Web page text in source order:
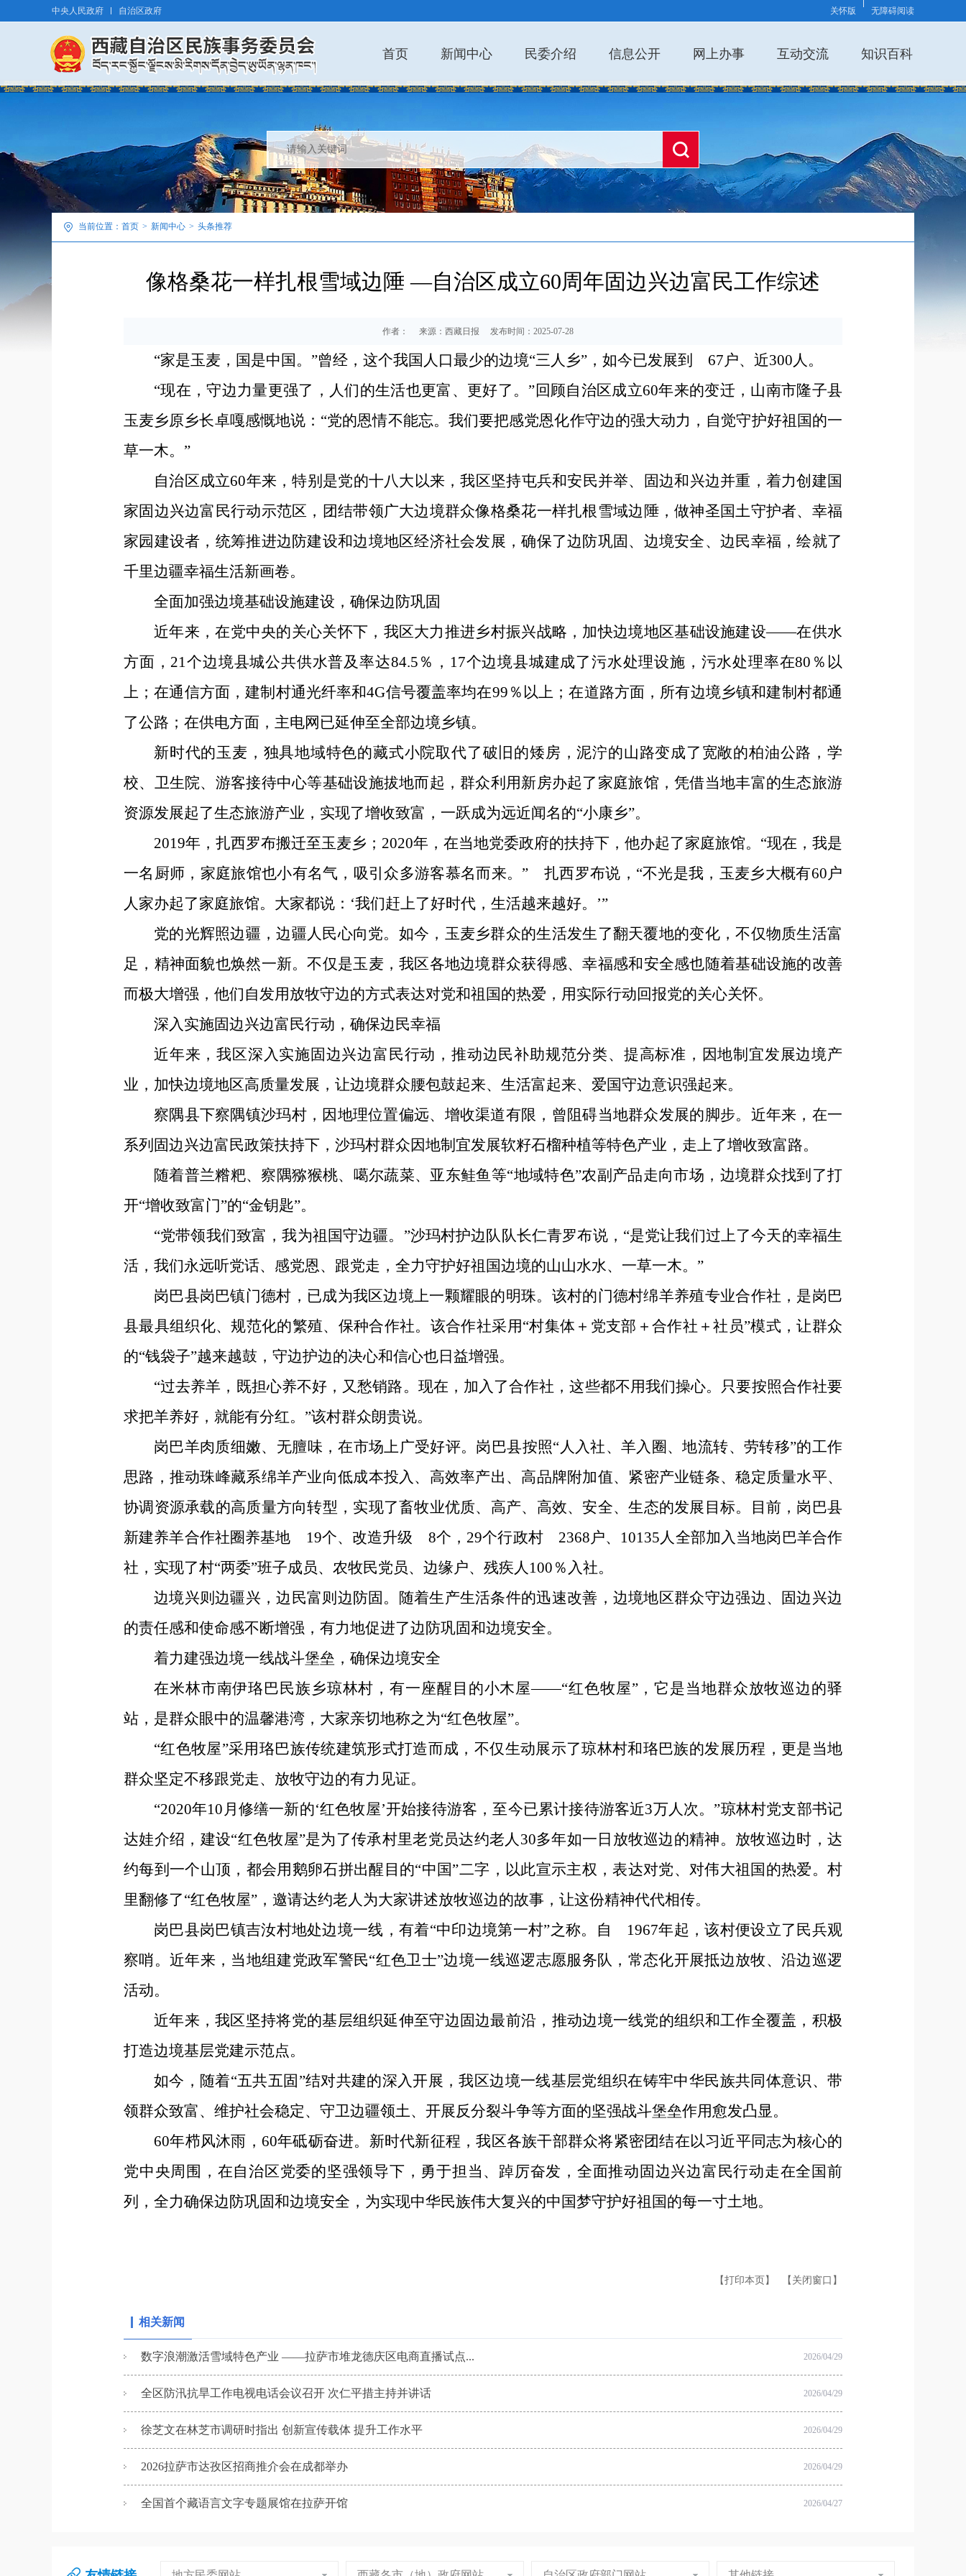
中央人民政府 自治区政府 无障碍阅读
关怀版
首页 新闻中心 民委介绍 信息公开 网上办事 互动交流 知识百科
当前位置： 首页 > 新闻中心 > 头条推荐
像格桑花一样扎根雪域边陲 —自治区成立60周年固边兴边富民工作综述
作者： 来源：西藏日报 发布时间：2025-07-28
“家是玉麦，国是中国。”曾经，这个我国人口最少的边境“三人乡”，如今已发展到 67户、近300人。
“现在，守边力量更强了，人们的生活也更富、更好了。”回顾自治区成立60年来的变迁，山南市隆子县
玉麦乡原乡长卓嘎感慨地说：“党的恩情不能忘。我们要把感党恩化作守边的强大动力，自觉守护好祖国的一
草一木。”
自治区成立60年来，特别是党的十八大以来，我区坚持屯兵和安民并举、固边和兴边并重，着力创建国
家固边兴边富民行动示范区，团结带领广大边境群众像格桑花一样扎根雪域边陲，做神圣国土守护者、幸福
家园建设者，统筹推进边防建设和边境地区经济社会发展，确保了边防巩固、边境安全、边民幸福，绘就了
千里边疆幸福生活新画卷。
全面加强边境基础设施建设，确保边防巩固
近年来，在党中央的关心关怀下，我区大力推进乡村振兴战略，加快边境地区基础设施建设——在供水
方面，21个边境县城公共供水普及率达84.5％，17个边境县城建成了污水处理设施，污水处理率在80％以
上；在通信方面，建制村通光纤率和4G信号覆盖率均在99％以上；在道路方面，所有边境乡镇和建制村都通
了公路；在供电方面，主电网已延伸至全部边境乡镇。
新时代的玉麦，独具地域特色的藏式小院取代了破旧的矮房，泥泞的山路变成了宽敞的柏油公路，学
校、卫生院、游客接待中心等基础设施拔地而起，群众利用新房办起了家庭旅馆，凭借当地丰富的生态旅游
资源发展起了生态旅游产业，实现了增收致富，一跃成为远近闻名的“小康乡”。
2019年，扎西罗布搬迁至玉麦乡；2020年，在当地党委政府的扶持下，他办起了家庭旅馆。“现在，我是
一名厨师，家庭旅馆也小有名气，吸引众多游客慕名而来。” 扎西罗布说，“不光是我，玉麦乡大概有60户
人家办起了家庭旅馆。大家都说：‘我们赶上了好时代，生活越来越好。’”
党的光辉照边疆，边疆人民心向党。如今，玉麦乡群众的生活发生了翻天覆地的变化，不仅物质生活富
足，精神面貌也焕然一新。不仅是玉麦，我区各地边境群众获得感、幸福感和安全感也随着基础设施的改善
而极大增强，他们自发用放牧守边的方式表达对党和祖国的热爱，用实际行动回报党的关心关怀。
深入实施固边兴边富民行动，确保边民幸福
近年来，我区深入实施固边兴边富民行动，推动边民补助规范分类、提高标准，因地制宜发展边境产
业，加快边境地区高质量发展，让边境群众腰包鼓起来、生活富起来、爱国守边意识强起来。
察隅县下察隅镇沙玛村，因地理位置偏远、增收渠道有限，曾阻碍当地群众发展的脚步。近年来，在一
系列固边兴边富民政策扶持下，沙玛村群众因地制宜发展软籽石榴种植等特色产业，走上了增收致富路。
随着普兰糌粑、察隅猕猴桃、噶尔蔬菜、亚东鲑鱼等“地域特色”农副产品走向市场，边境群众找到了打
开“增收致富门”的“金钥匙”。
“党带领我们致富，我为祖国守边疆。”沙玛村护边队队长仁青罗布说，“是党让我们过上了今天的幸福生
活，我们永远听党话、感党恩、跟党走，全力守护好祖国边境的山山水水、一草一木。”
岗巴县岗巴镇门德村，已成为我区边境上一颗耀眼的明珠。该村的门德村绵羊养殖专业合作社，是岗巴
县最具组织化、规范化的繁殖、保种合作社。该合作社采用“村集体＋党支部＋合作社＋社员”模式，让群众
的“钱袋子”越来越鼓，守边护边的决心和信心也日益增强。
“过去养羊，既担心养不好，又愁销路。现在，加入了合作社，这些都不用我们操心。只要按照合作社要
求把羊养好，就能有分红。”该村群众朗贵说。
岗巴羊肉质细嫩、无膻味，在市场上广受好评。岗巴县按照“人入社、羊入圈、地流转、劳转移”的工作
思路，推动珠峰藏系绵羊产业向低成本投入、高效率产出、高品牌附加值、紧密产业链条、稳定质量水平、
协调资源承载的高质量方向转型，实现了畜牧业优质、高产、高效、安全、生态的发展目标。
目前，岗巴县
新建养羊合作社圈养基地 19个、改造升级 8个，29个行政村 2368户、10135人全部加入当地岗巴羊合作
社，实现了村“两委”班子成员、农牧民党员、边缘户、残疾人100％入社。
边境兴则边疆兴，边民富则边防固。随着生产生活条件的迅速改善，边境地区群众守边强边、固边兴边
的责任感和使命感不断增强，有力地促进了边防巩固和边境安全。
着力建强边境一线战斗堡垒，确保边境安全
在米林市南伊珞巴民族乡琼林村，有一座醒目的小木屋——“红色牧屋”，它是当地群众放牧巡边的驿
站，是群众眼中的温馨港湾，大家亲切地称之为“红色牧屋”。
“红色牧屋”采用珞巴族传统建筑形式打造而成，不仅生动展示了琼林村和珞巴族的发展历程，更是当地
群众坚定不移跟党走、放牧守边的有力见证。
“2020年10月修缮一新的‘红色牧屋’开始接待游客，至今已累计接待游客近3万人次。”琼林村党支部书记
达娃介绍，建设“红色牧屋”是为了传承村里老党员达约老人30多年如一日放牧巡边的精神。放牧巡边时，达
约每到一个山顶，都会用鹅卵石拼出醒目的“中国”二字，以此宣示主权，表达对党、对伟大祖国的热爱。村
里翻修了“红色牧屋”，邀请达约老人为大家讲述放牧巡边的故事，让这份精神代代相传。
岗巴县岗巴镇吉汝村地处边境一线，有着“中印边境第一村”之称。自 1967年起，该村便设立了民兵观
察哨。近年来，当地组建党政军警民“红色卫士”边境一线巡逻志愿服务队，常态化开展抵边放牧、沿边巡逻
活动。
近年来，我区坚持将党的基层组织延伸至守边固边最前沿，推动边境一线党的组织和工作全覆盖，积极
打造边境基层党建示范点。
如今，随着“五共五固”结对共建的深入开展，我区边境一线基层党组织在铸牢中华民族共同体意识、带
领群众致富、维护社会稳定、守卫边疆领土、开展反分裂斗争等方面的坚强战斗堡垒作用愈发凸显。
60年栉风沐雨，60年砥砺奋进。新时代新征程，我区各族干部群众将紧密团结在以习近平同志为核心的
党中央周围，在自治区党委的坚强领导下，勇于担当、踔厉奋发，全面推动固边兴边富民行动走在全国前
列，全力确保边防巩固和边境安全，为实现中华民族伟大复兴的中国梦守护好祖国的每一寸土地。
【打印本页】 【关闭窗口】
相关新闻
数字浪潮激活雪域特色产业 ——拉萨市堆龙德庆区电商直播试点... 2026/04/29
全区防汛抗旱工作电视电话会议召开 次仁平措主持并讲话 2026/04/29
徐芝文在林芝市调研时指出 创新宣传载体 提升工作水平 2026/04/29
2026拉萨市达孜区招商推介会在成都举办 2026/04/29
全国首个藏语言文字专题展馆在拉萨开馆 2026/04/27